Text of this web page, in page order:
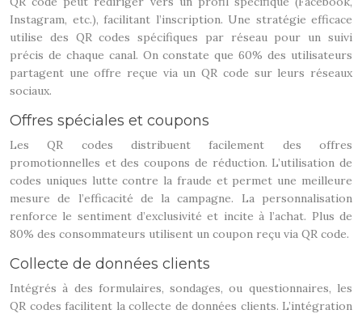
Instagram, etc.), facilitant l’inscription. Une stratégie efficace
utilise des QR codes spécifiques par réseau pour un suivi
précis de chaque canal. On constate que 60% des utilisateurs
partagent une offre reçue via un QR code sur leurs réseaux
sociaux.
Offres spéciales et coupons
Les QR codes distribuent facilement des offres
promotionnelles et des coupons de réduction. L’utilisation de
codes uniques lutte contre la fraude et permet une meilleure
mesure de l’efficacité de la campagne. La personnalisation
renforce le sentiment d’exclusivité et incite à l’achat. Plus de
80% des consommateurs utilisent un coupon reçu via QR code.
Collecte de données clients
Intégrés à des formulaires, sondages, ou questionnaires, les
QR codes facilitent la collecte de données clients. L’intégration